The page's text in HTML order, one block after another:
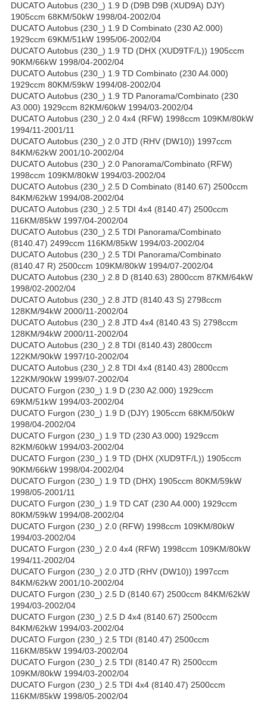
DUCATO Autobus (230_) 1.9 D (D9B D9B (XUD9A) DJY)
1905ccm 68KM/50kW 1998/04-2002/04
DUCATO Autobus (230_) 1.9 D Combinato (230 A2.000)
1929ccm 69KM/51kW 1995/06-2002/04
DUCATO Autobus (230_) 1.9 TD (DHX (XUD9TF/L)) 1905ccm
90KM/66kW 1998/04-2002/04
DUCATO Autobus (230_) 1.9 TD Combinato (230 A4.000)
1929ccm 80KM/59kW 1994/08-2002/04
DUCATO Autobus (230_) 1.9 TD Panorama/Combinato (230
A3.000) 1929ccm 82KM/60kW 1994/03-2002/04
DUCATO Autobus (230_) 2.0 4x4 (RFW) 1998ccm 109KM/80kW
1994/11-2001/11
DUCATO Autobus (230_) 2.0 JTD (RHV (DW10)) 1997ccm
84KM/62kW 2001/10-2002/04
DUCATO Autobus (230_) 2.0 Panorama/Combinato (RFW)
1998ccm 109KM/80kW 1994/03-2002/04
DUCATO Autobus (230_) 2.5 D Combinato (8140.67) 2500ccm
84KM/62kW 1994/08-2002/04
DUCATO Autobus (230_) 2.5 TDI 4x4 (8140.47) 2500ccm
116KM/85kW 1997/04-2002/04
DUCATO Autobus (230_) 2.5 TDI Panorama/Combinato
(8140.47) 2499ccm 116KM/85kW 1994/03-2002/04
DUCATO Autobus (230_) 2.5 TDI Panorama/Combinato
(8140.47 R) 2500ccm 109KM/80kW 1994/07-2002/04
DUCATO Autobus (230_) 2.8 D (8140.63) 2800ccm 87KM/64kW
1998/02-2002/04
DUCATO Autobus (230_) 2.8 JTD (8140.43 S) 2798ccm
128KM/94kW 2000/11-2002/04
DUCATO Autobus (230_) 2.8 JTD 4x4 (8140.43 S) 2798ccm
128KM/94kW 2000/11-2002/04
DUCATO Autobus (230_) 2.8 TDI (8140.43) 2800ccm
122KM/90kW 1997/10-2002/04
DUCATO Autobus (230_) 2.8 TDI 4x4 (8140.43) 2800ccm
122KM/90kW 1999/07-2002/04
DUCATO Furgon (230_) 1.9 D (230 A2.000) 1929ccm
69KM/51kW 1994/03-2002/04
DUCATO Furgon (230_) 1.9 D (DJY) 1905ccm 68KM/50kW
1998/04-2002/04
DUCATO Furgon (230_) 1.9 TD (230 A3.000) 1929ccm
82KM/60kW 1994/03-2002/04
DUCATO Furgon (230_) 1.9 TD (DHX (XUD9TF/L)) 1905ccm
90KM/66kW 1998/04-2002/04
DUCATO Furgon (230_) 1.9 TD (DHX) 1905ccm 80KM/59kW
1998/05-2001/11
DUCATO Furgon (230_) 1.9 TD CAT (230 A4.000) 1929ccm
80KM/59kW 1994/08-2002/04
DUCATO Furgon (230_) 2.0 (RFW) 1998ccm 109KM/80kW
1994/03-2002/04
DUCATO Furgon (230_) 2.0 4x4 (RFW) 1998ccm 109KM/80kW
1994/11-2002/04
DUCATO Furgon (230_) 2.0 JTD (RHV (DW10)) 1997ccm
84KM/62kW 2001/10-2002/04
DUCATO Furgon (230_) 2.5 D (8140.67) 2500ccm 84KM/62kW
1994/03-2002/04
DUCATO Furgon (230_) 2.5 D 4x4 (8140.67) 2500ccm
84KM/62kW 1994/03-2002/04
DUCATO Furgon (230_) 2.5 TDI (8140.47) 2500ccm
116KM/85kW 1994/03-2002/04
DUCATO Furgon (230_) 2.5 TDI (8140.47 R) 2500ccm
109KM/80kW 1994/03-2002/04
DUCATO Furgon (230_) 2.5 TDI 4x4 (8140.47) 2500ccm
116KM/85kW 1998/05-2002/04